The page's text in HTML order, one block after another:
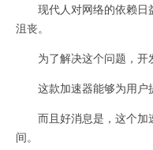
现代人对网络的依赖日
沮丧。
为了解决这个问题，开
这款加速器能够为用户
而且好消息是，这个加
间。